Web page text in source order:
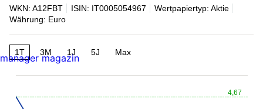
WKN: A12FBT ISIN: IT0005054967
Wertpapiertyp: Aktie
Währung: Euro
1T 3M 1J 5J Max
4,67
manager magazin